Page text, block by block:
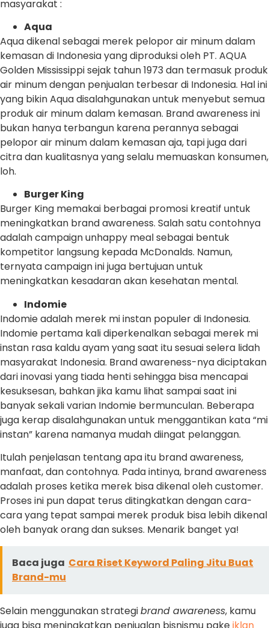
masyarakat :
Aqua
Aqua dikenal sebagai merek pelopor air minum dalam
kemasan di Indonesia yang diproduksi oleh PT. AQUA
Golden Mississippi sejak tahun 1973 dan termasuk produk
air minum dengan penjualan terbesar di Indonesia. Hal ini
yang bikin Aqua disalahgunakan untuk menyebut semua
produk air minum dalam kemasan. Brand awareness ini
bukan hanya terbangun karena perannya sebagai
pelopor air minum dalam kemasan aja, tapi juga dari
citra dan kualitasnya yang selalu memuaskan konsumen,
loh.
Burger King
Burger King memakai berbagai promosi kreatif untuk
meningkatkan brand awareness. Salah satu contohnya
adalah campaign unhappy meal sebagai bentuk
kompetitor langsung kepada McDonalds. Namun,
ternyata campaign ini juga bertujuan untuk
meningkatkan kesadaran akan kesehatan mental.
Indomie
Indomie adalah merek mi instan populer di Indonesia.
Indomie pertama kali diperkenalkan sebagai merek mi
instan rasa kaldu ayam yang saat itu sesuai selera lidah
masyarakat Indonesia. Brand awareness-nya diciptakan
dari inovasi yang tiada henti sehingga bisa mencapai
kesuksesan, bahkan jika kamu lihat sampai saat ini
banyak sekali varian Indomie bermunculan. Beberapa
juga kerap disalahgunakan untuk menggantikan kata “mi
instan” karena namanya mudah diingat pelanggan.
Itulah penjelasan tentang apa itu brand awareness,
manfaat, dan contohnya. Pada intinya, brand awareness
adalah proses ketika merek bisa dikenal oleh customer.
Proses ini pun dapat terus ditingkatkan dengan cara-
cara yang tepat sampai merek produk bisa lebih dikenal
oleh banyak orang dan sukses. Menarik banget ya!
Baca juga Cara Riset Keyword Paling Jitu Buat
Brand-mu
Selain menggunakan strategibrand awareness, kamu
juga bisa meningkatkan penjualan bisnismu pakeiklan